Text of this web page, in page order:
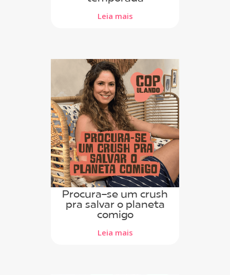
Leia mais
Procura-se um crush
pra salvar o planeta
comigo
Leia mais